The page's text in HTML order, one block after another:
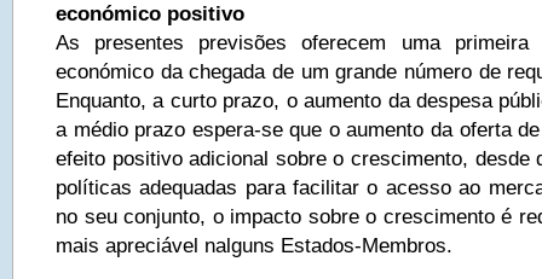
económico positivo
As presentes previsões oferecem uma primeira
económico da chegada de um grande número de
Enquanto, a curto prazo, o aumento da despesa
a médio prazo espera-se que o aumento da oferta
efeito positivo adicional sobre o crescimento, desde
políticas adequadas para facilitar o acesso ao
no seu conjunto, o impacto sobre o crescimento é
mais apreciável nalguns Estados-Membros.